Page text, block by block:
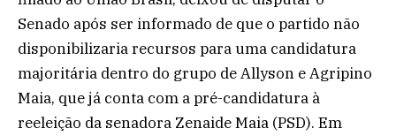
Senado após ser informado de que o partido não
disponibilizaria recursos para uma candidatura
majoritária dentro do grupo de Allyson e Agripino
Maia, que já conta com a pré-candidatura à
reeleição da senadora Zenaide Maia (PSD). Em